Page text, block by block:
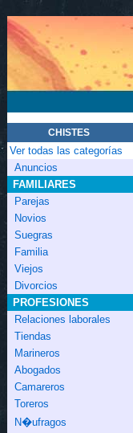
CHISTES
Ver todas las categorías
Anuncios
FAMILIARES
Parejas
Novios
Suegras
Familia
Viejos
Divorcios
PROFESIONES
Relaciones laborales
Tiendas
Marineros
Abogados
Camareros
Toreros
N�ufragos